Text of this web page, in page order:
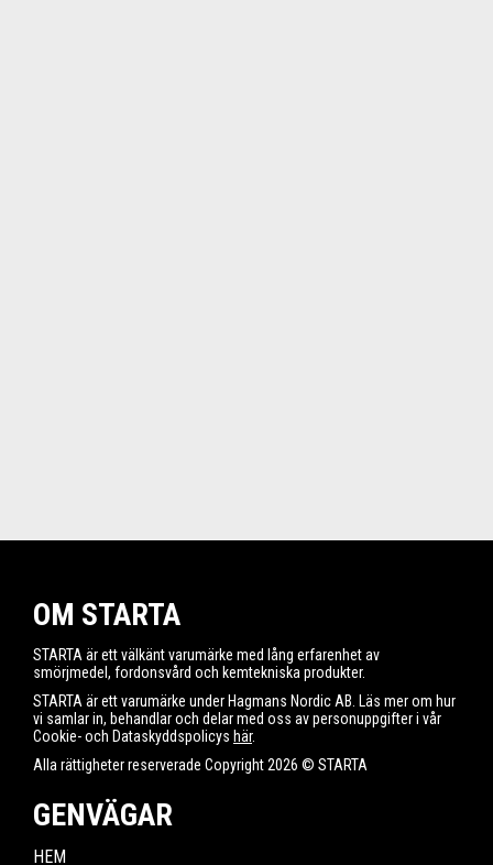
OM STARTA
STARTA är ett välkänt varumärke med lång erfarenhet av
smörjmedel, fordonsvård och kemtekniska produkter.
STARTA är ett varumärke under Hagmans Nordic AB. Läs mer om hur
vi samlar in, behandlar och delar med oss av personuppgifter i vår
Cookie- och Dataskyddspolicys här.
Alla rättigheter reserverade Copyright 2026 © STARTA
GENVÄGAR
HEM